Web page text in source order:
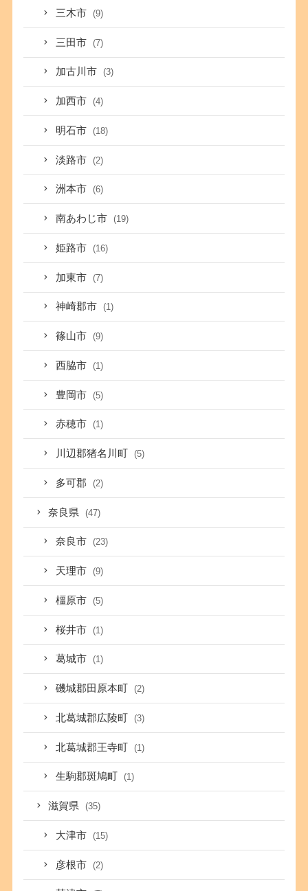
三木市 (9)
三田市 (7)
加古川市 (3)
加西市 (4)
明石市 (18)
淡路市 (2)
洲本市 (6)
南あわじ市 (19)
姫路市 (16)
加東市 (7)
神崎郡市 (1)
篠山市 (9)
西脇市 (1)
豊岡市 (5)
赤穂市 (1)
川辺郡猪名川町 (5)
多可郡 (2)
奈良県 (47)
奈良市 (23)
天理市 (9)
橿原市 (5)
桜井市 (1)
葛城市 (1)
磯城郡田原本町 (2)
北葛城郡広陵町 (3)
北葛城郡王寺町 (1)
生駒郡斑鳩町 (1)
滋賀県 (35)
大津市 (15)
彦根市 (2)